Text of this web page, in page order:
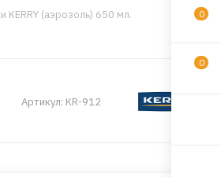
(аэрозоль) 650 мл.
Артикул: KR-912
0
0